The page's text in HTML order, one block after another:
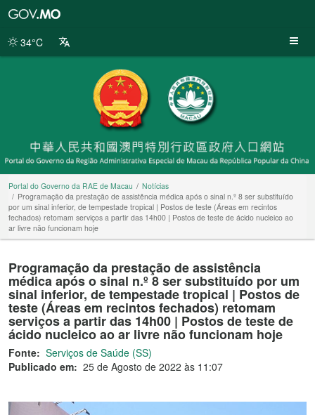
da
34°C
Portal do Governo da RAE de Macau
Notícias
Programação da prestação de assistência médica após o sinal n.º 8 ser substituído
por um sinal inferior, de tempestade tropical | Postos de teste (Áreas em recintos
fechados) retomam serviços a partir das 14h00 | Postos de teste de ácido nucleico ao
ar livre não funcionam hoje
Programação da prestação de assistência
médica após o sinal n.º 8 ser substituído por um
sinal inferior, de tempestade tropical | Postos de
teste (Áreas em recintos fechados) retomam
serviços a partir das 14h00 | Postos de teste de
ácido nucleico ao ar livre não funcionam hoje
Fonte: Serviços de Saúde (SS)
Publicado em: 25 de Agosto de 2022 às 11:07